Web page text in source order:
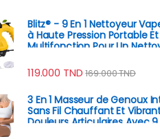
Blitz® - 9 En 1 Nettoyeur
à Haute Pression Portable Et
Multifonction Pour Un
119.000 TND 169.000TND
3 En 1 Masseur de Genoux
Sans Fil Chauffant Et
Douleurs Articulaires Avec